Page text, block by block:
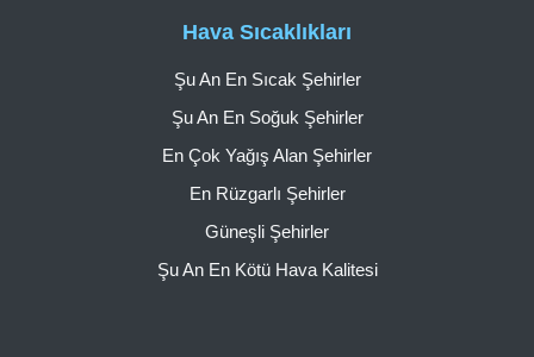
Hava Sıcaklıkları
Şu An En Sıcak Şehirler
Şu An En Soğuk Şehirler
En Çok Yağış Alan Şehirler
En Rüzgarlı Şehirler
Güneşli Şehirler
Şu An En Kötü Hava Kalitesi